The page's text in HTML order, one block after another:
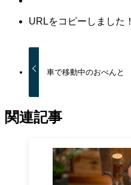
URLをコピーしました！
車で移動中のおべんと
関連記事